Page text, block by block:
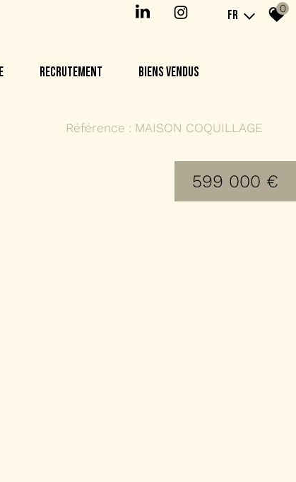
FR 0
RECRUTEMENT BIENS VENDUS
Référence : MAISON COQUILLAGE
599 000 €